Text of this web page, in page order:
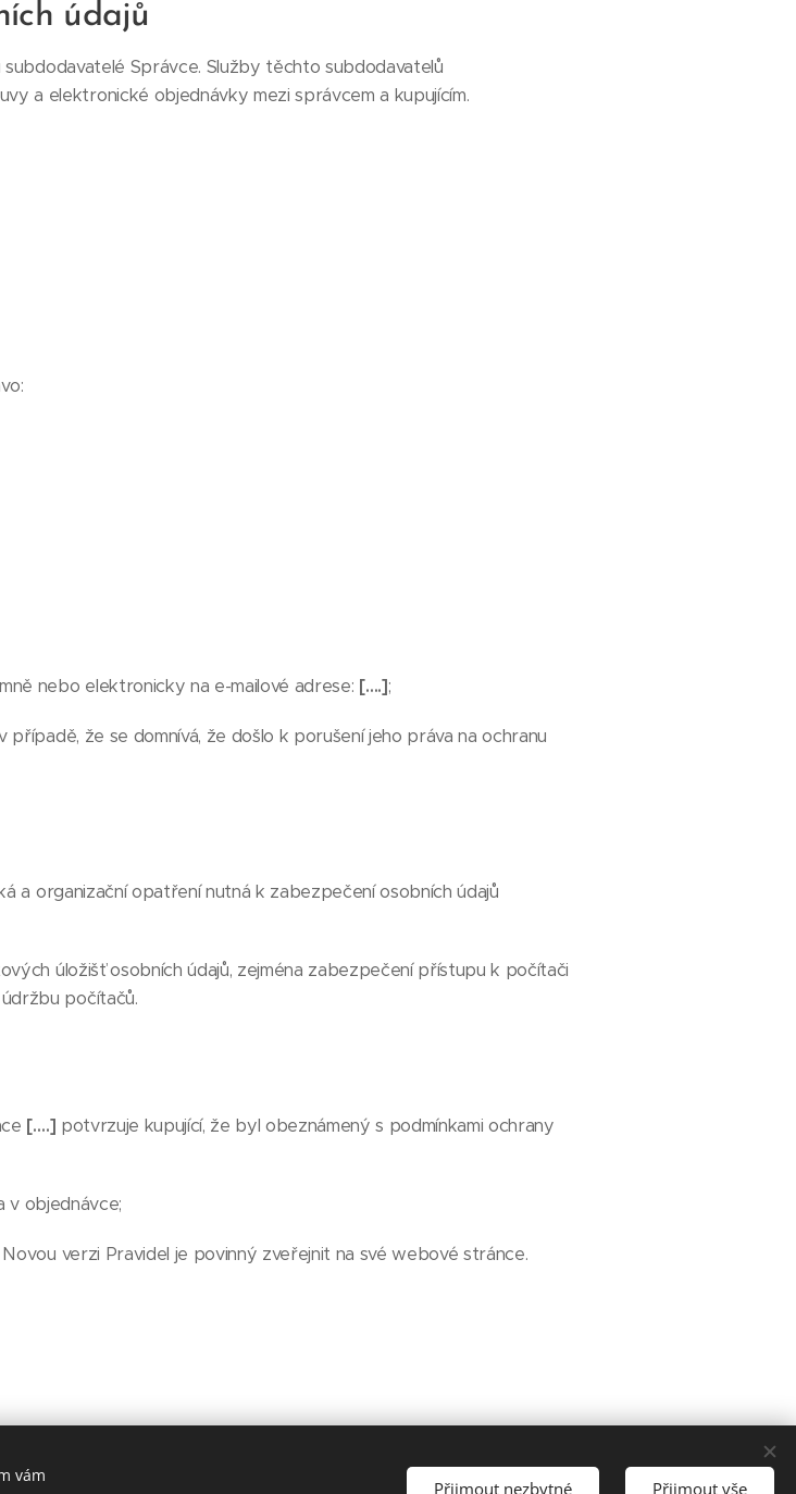
údajů
Správce. Služby těchto subdodavatelů
a elektronické objednávky mezi správcem a kupujícím.
nebo elektronicky na e-mailové adrese: [….];
že se domnívá, že došlo k porušení jeho práva na ochranu
a organizační opatření nutná k zabezpečení osobních údajů
úložišť osobních údajů, zejména zabezpečení přístupu k počítači
počítačů.
[….] potvrzuje kupující, že byl obeznámený s podmínkami ochrany
v objednávce;
verzi Pravidel je povinný zveřejnit na své webové stránce.
46/8 Praha 8 180 00, +420 602 255 508
vám
Přijmout nezbytné Přijmout vše